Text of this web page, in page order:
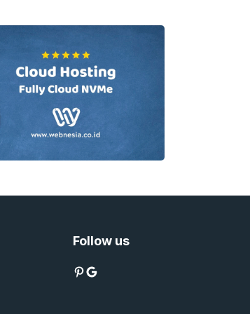
Follow us
Pinterest
Google